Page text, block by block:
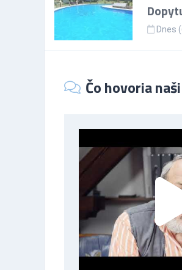
Dnes
Čo hovoria